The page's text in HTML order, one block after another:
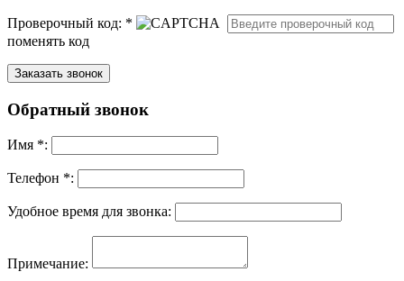
Проверочный код: *
поменять код
Обратный звонок
Имя *:
Телефон *:
Удобное время для звонка:
Примечание: